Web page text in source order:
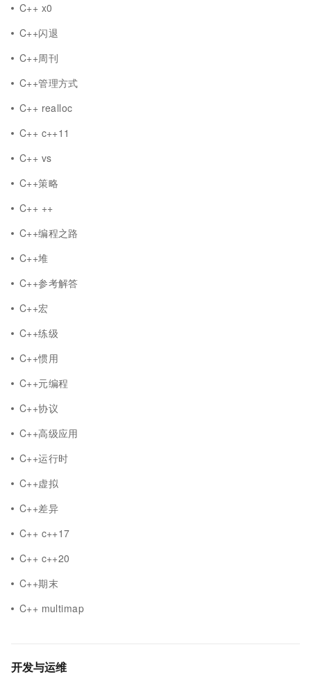
C++ x0
C++闪退
C++周刊
C++管理方式
C++ realloc
C++ c++11
C++ vs
C++策略
C++ ++
C++编程之路
C++堆
C++参考解答
C++宏
C++练级
C++惯用
C++元编程
C++协议
C++高级应用
C++运行时
C++虚拟
C++差异
C++ c++17
C++ c++20
C++期末
C++ multimap
开发与运维